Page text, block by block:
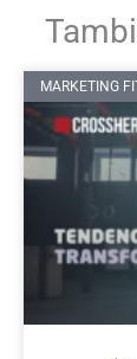
MARKETING